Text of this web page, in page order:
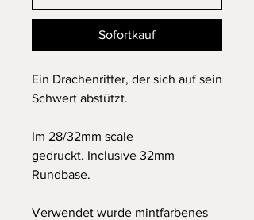
Sofortkauf
Ein Drachenritter, der sich auf sein
Schwert abstützt.
Im 28/32mm scale
gedruckt. Inclusive 32mm
Rundbase.
Verwendet wurde mintfarbenes